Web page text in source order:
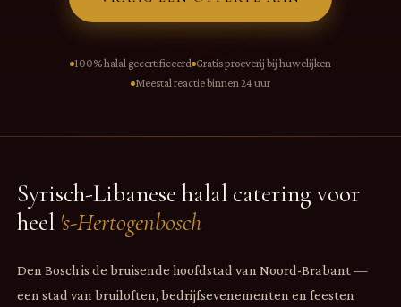
100% halal gecertificeerd Gratis proeverij bij huwelijken
Meestal reactie binnen 24 uur
Syrisch-Libanese halal catering voor
heel 's-Hertogenbosch
Den Bosch is de bruisende hoofdstad van Noord-Brabant —
een stad van bruiloften, bedrijfsevenementen en feesten